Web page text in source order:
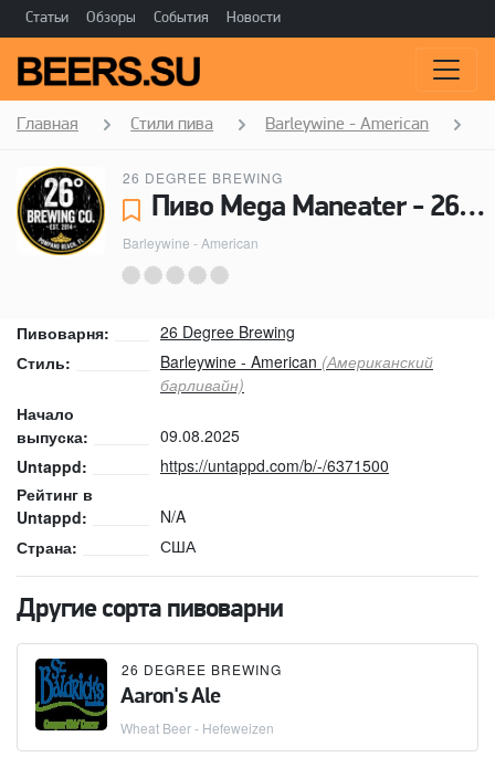
Статьи Обзоры События Новости
Главная Стили пива Barleywine - American
26 DEGREE BREWING
Пиво Mega Maneater - 26 Degree Brewing
Barleywine - American
Пивоварня:
26 Degree Brewing
Стиль:
Barleywine - American (Американский
барливайн)
Начало
выпуска:
09.08.2025
Untappd:
https://untappd.com/b/-/6371500
Рейтинг в
Untappd:
N/A
Страна:
США
Другие сорта пивоварни
26 DEGREE BREWING
Aaron's Ale
Wheat Beer - Hefeweizen